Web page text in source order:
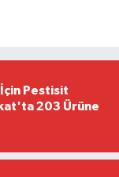
İçin Pestisit
203 Ürüne